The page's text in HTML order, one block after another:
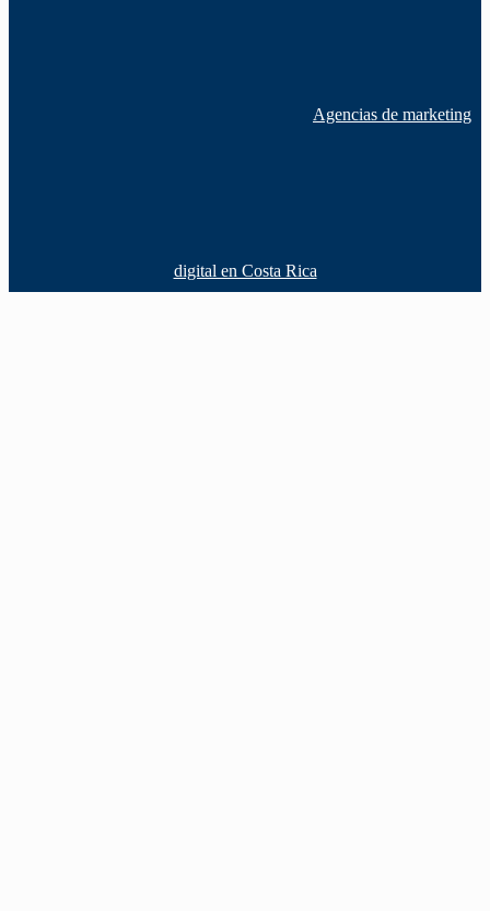
Agencias de marketing
digital en Costa Rica